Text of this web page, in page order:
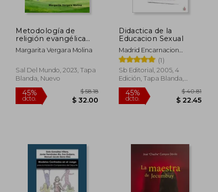
Metodología de
religión evangélica
para clases de 1° a 8°
básico
Margarita Vergara Molina
Sal Del Mundo, 2023, Tapa
Blanda, Nuevo
Didactica de la
Educacion Sexual
Madrid Encarnacion
M.,Martin Orlando R.
(1)
Sb Editorial, 2005, 4
Edición, Tapa Blanda,
Nuevo
45%